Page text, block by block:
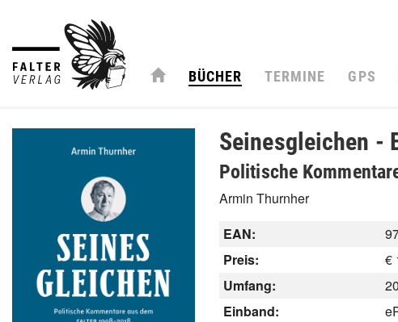
BÜCHER TERMINE GPS
Seinesgleichen -
Politische
Armin Thurnher
EAN:
Preis:
€
Umfang:
Einband: